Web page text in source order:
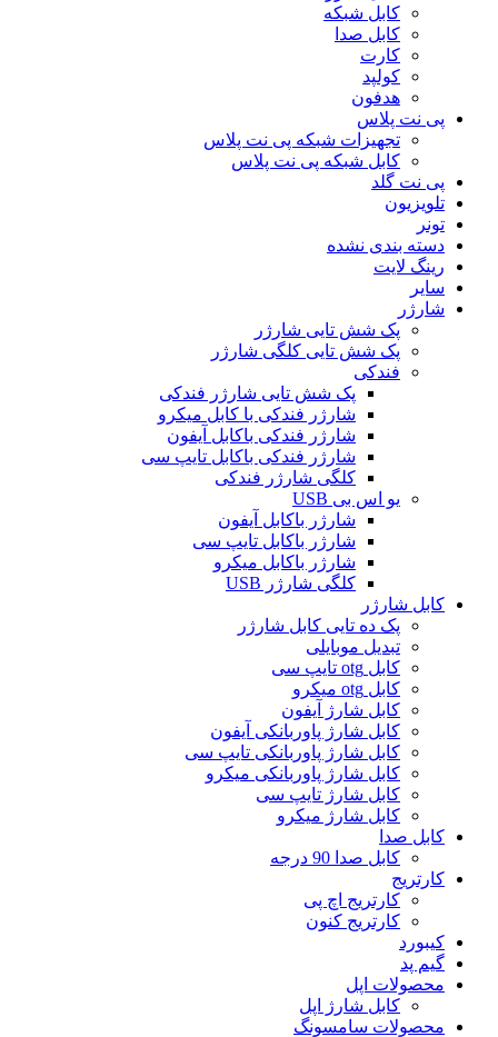
کابل شبکه
کابل صدا
کارت
کولپد
هدفون
پی نت پلاس
تجهیزات شبکه پی نت پلاس
کابل شبکه پی نت پلاس
پی نت گلد
تلویزیون
تونر
دسته بندی نشده
رینگ لایت
سایر
شارژر
پک شش تایی شارژر
پک شش تایی کلگی شارژر
فندکی
پک شش تایی شارژر فندکی
شارژر فندکی با کابل میکرو
شارژر فندکی باکابل آیفون
شارژر فندکی باکابل تایپ سی
کلگی شارژر فندکی
یو اس بی USB
شارژر باکابل آیفون
شارژر باکابل تایپ سی
شارژر باکابل میکرو
کلگی شارژر USB
کابل شارژر
پک ده تایی کابل شارژر
تبدیل موبایلی
کابل otg تایپ سی
کابل otg میکرو
کابل شارژ آیفون
کابل شارژ پاوربانکی آیفون
کابل شارژ پاوربانکی تایپ سی
کابل شارژ پاوربانکی میکرو
کابل شارژ تایپ سی
کابل شارژ میکرو
کابل صدا
کابل صدا 90 درجه
کارتریج
کارتریج اچ پی
کارتریج کنون
کیبورد
گیم پد
محصولات اپل
کابل شارژ اپل
محصولات سامسونگ